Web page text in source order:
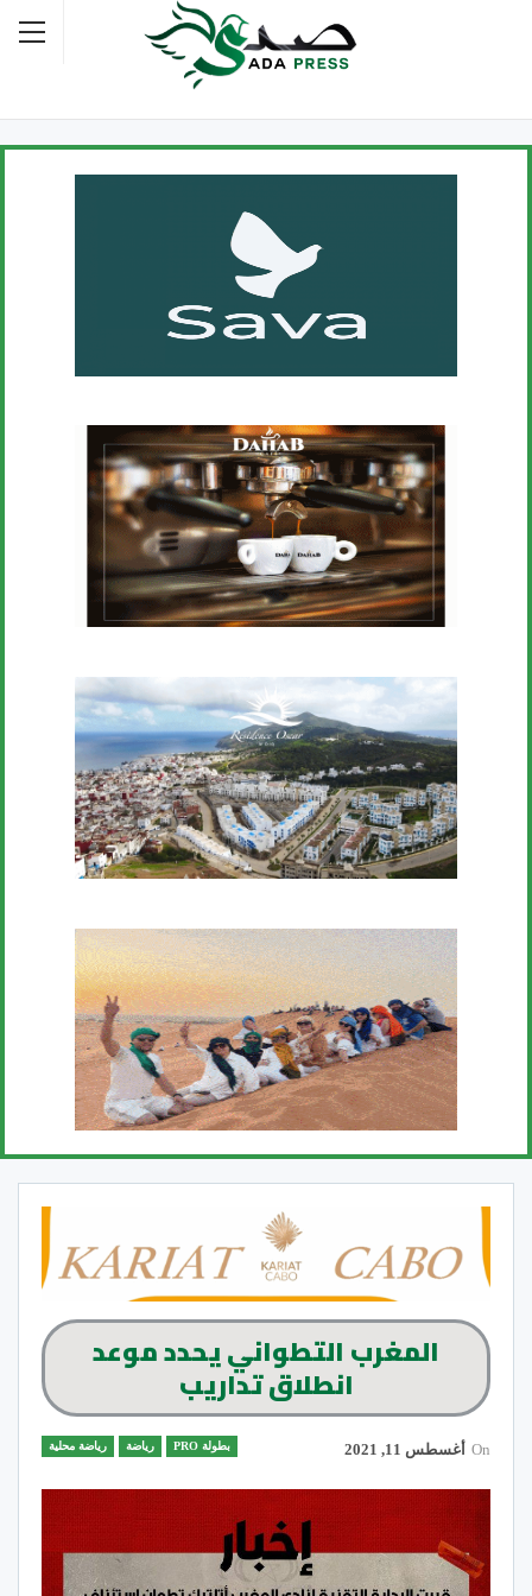
المغرب التطواني يحدد موعد
انطلاق تداريب
بطولة PRO رياضة رياضة محلية On أغسطس 11, 2021